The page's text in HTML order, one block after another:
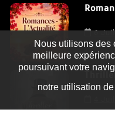
6
Nous utilisons des
meilleure
poursuivant votre
notre utilisation